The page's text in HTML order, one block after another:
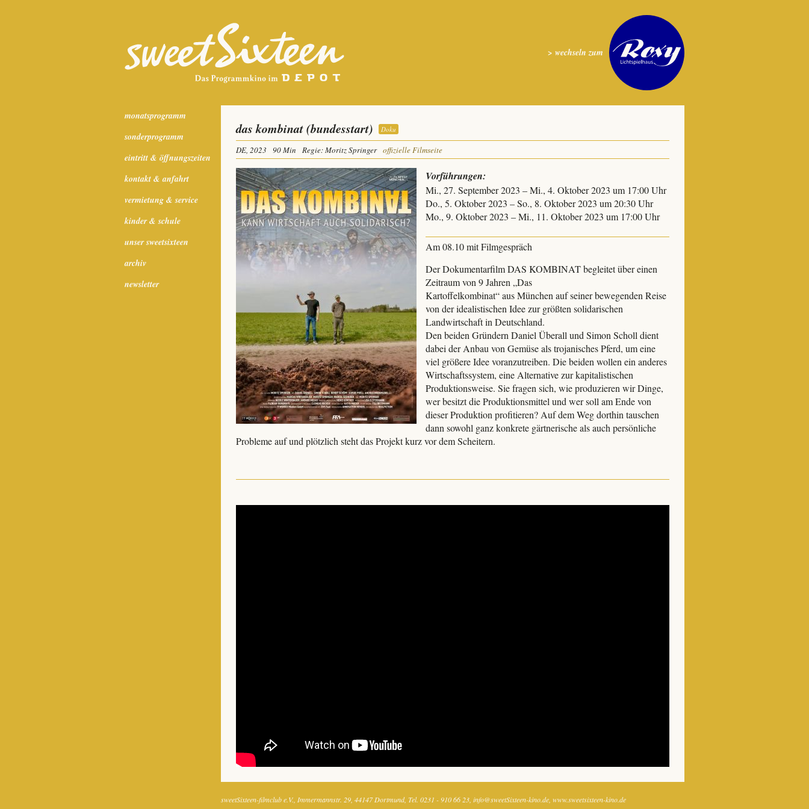
> wechseln zum
monatsprogramm
sonderprogramm
eintritt & öffnungszeiten
kontakt & anfahrt
vermietung & service
kinder & schule
unser sweetsixteen
archiv
newsletter
das kombinat (bundesstart) Doku
DE, 2023 90 Min Regie: Moritz Springer offizielle Filmseite
Vorführungen:
Mi., 27. September 2023 – Mi., 4. Oktober 2023 um 17:00 Uhr
Do., 5. Oktober 2023 – So., 8. Oktober 2023 um 20:30 Uhr
Mo., 9. Oktober 2023 – Mi., 11. Oktober 2023 um 17:00 Uhr
Am 08.10 mit Filmgespräch
Der Dokumentarfilm DAS KOMBINAT begleitet über einen
Zeitraum von 9 Jahren „Das
Kartoffelkombinat“ aus München auf seiner bewegenden Reise
von der idealistischen Idee zur größten solidarischen
Landwirtschaft in Deutschland.
Den beiden Gründern Daniel Überall und Simon Scholl dient
dabei der Anbau von Gemüse als trojanisches Pferd, um eine
viel größere Idee voranzutreiben. Die beiden wollen ein anderes
Wirtschaftssystem, eine Alternative zur kapitalistischen
Produktionsweise. Sie fragen sich, wie produzieren wir Dinge,
wer besitzt die Produktionsmittel und wer soll am Ende von
dieser Produktion profitieren? Auf dem Weg dorthin tauschen
dann sowohl ganz konkrete gärtnerische als auch persönliche
Probleme auf und plötzlich steht das Projekt kurz vor dem Scheitern.
sweetSixteen-filmclub e.V. Immermannstr. 29 44147 Dortmund Tel. 0231 - 910 66 23 info@sweetSixteen-kino.de www.sweetsixteen-kino.de